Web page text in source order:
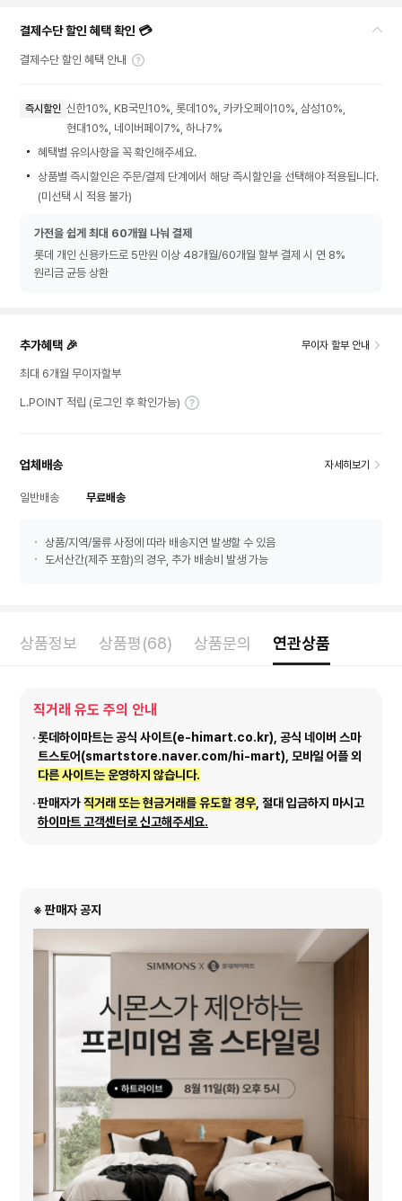
결제수단 할인 혜택 확인 💳
결제수단 할인 혜택 안내
즉시할인 신한10%, KB국민10%, 롯데10%, 카카오페이10%, 삼성10%,
현대10%, 네이버페이7%, 하나7%
혜택별 유의사항을 꼭 확인해주세요.
상품별 즉시할인은 주문/결제 단계에서 해당 즉시할인을 선택해야 적용됩니다.
(미선택 시 적용 불가)
가전을 쉽게 최대 60개월 나눠 결제
롯데 개인 신용카드로 5만원 이상 48개월/60개월 할부 결제 시 연 8%
원리금 균등 상환
추가혜택 🎉 무이자 할부 안내
최대 6개월 무이자할부
L.POINT 적립 (로그인 후 확인가능)
업체배송 자세히보기
일반배송 무료배송
상품/지역/물류 사정에 따라 배송지연 발생할 수 있음
도서산간(제주 포함)의 경우, 추가 배송비 발생 가능
상품정보 상품평(68) 상품문의 연관상품
직거래 유도 주의 안내
롯데하이마트는 공식 사이트(e-himart.co.kr), 공식 네이버 스마
트스토어(smartstore.naver.com/hi-mart), 모바일 어플 외
다른 사이트는 운영하지 않습니다.
판매자가직거래 또는 현금거래를 유도할 경우 , 절대 입금하지 마시고
하이마트 고객센터로 신고해주세요.
※ 판매자 공지